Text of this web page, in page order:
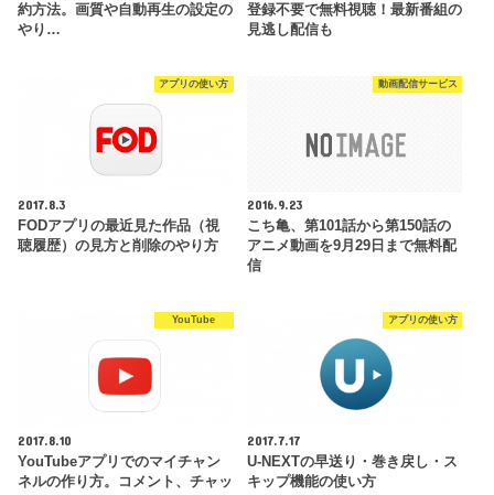
約方法。画質や自動再生の設定の
やり…
登録不要で無料視聴！最新番組の
見逃し配信も
アプリの使い方
2017.8.3
FODアプリの最近見た作品（視
聴履歴）の見方と削除のやり方
動画配信サービス
2016.9.23
こち亀、第101話から第150話の
アニメ動画を9月29日まで無料配
信
YouTube
2017.8.10
YouTubeアプリでのマイチャン
ネルの作り方。コメント、チャッ
アプリの使い方
2017.7.17
U-NEXTの早送り・巻き戻し・ス
キップ機能の使い方